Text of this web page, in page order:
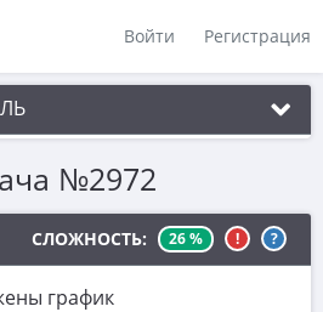
Войти Регистрация
№2972
СЛОЖНОСТЬ: 26 % ! ?
график